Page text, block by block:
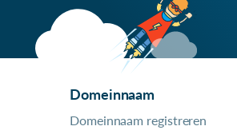
Domeinnaam
Domeinnaam registreren